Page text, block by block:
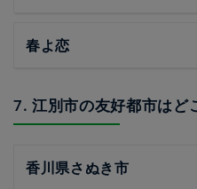
春よ恋
7. 江別市の友好都市はど
香川県さぬき市